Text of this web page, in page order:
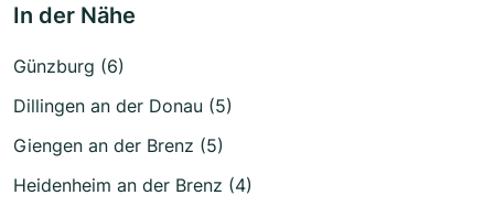
In der Nähe
Günzburg (6)
Dillingen an der Donau (5)
Giengen an der Brenz (5)
Heidenheim an der Brenz (4)